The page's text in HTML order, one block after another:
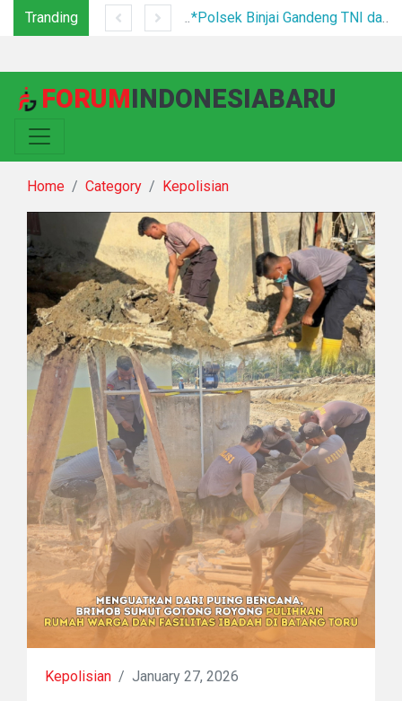
Tranding *Polsek Binjai Gandeng TNI dan Kepala Desa Grebek Sarang Narkoba*
FORUMINDONESIABARU
Home Category Kepolisian
Kepolisian / January 27, 2026